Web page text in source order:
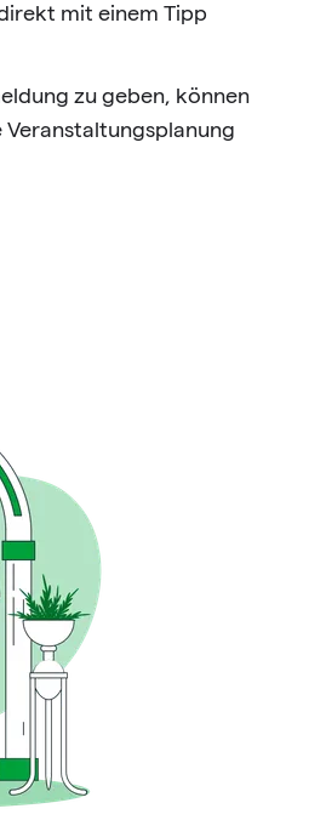
mit einem Tipp
zu geben, können
Veranstaltungsplanung